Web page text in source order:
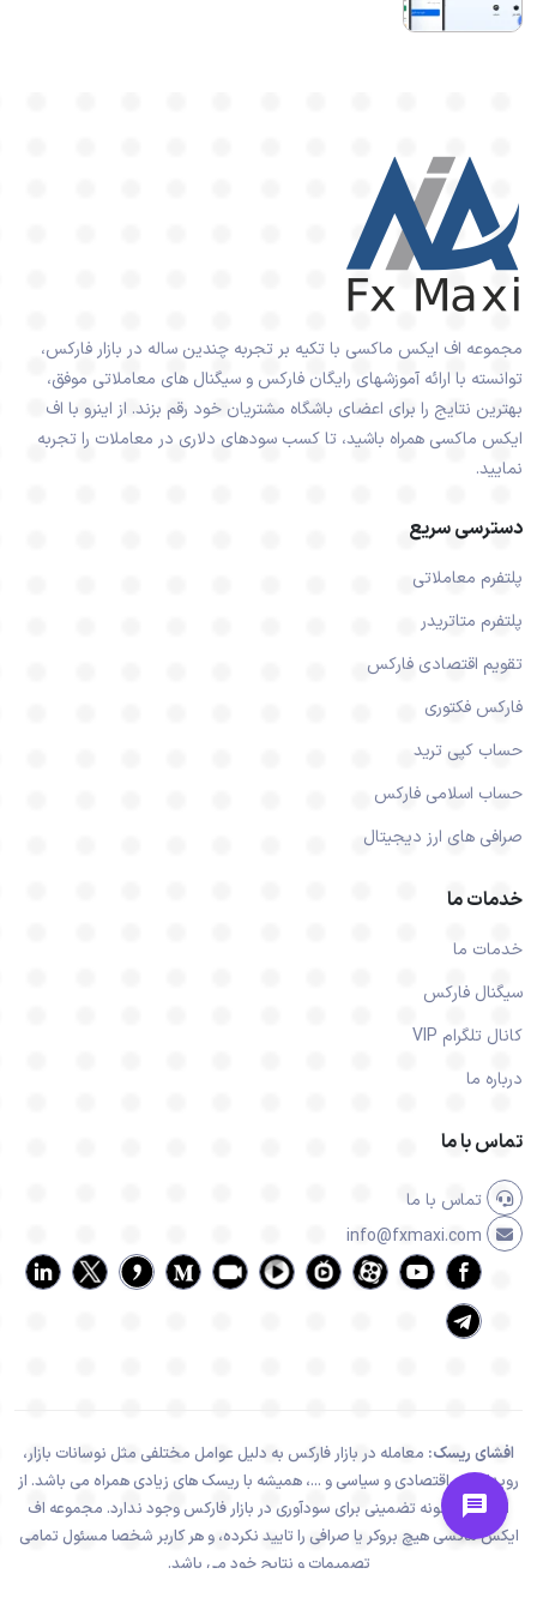
مجموعه اف ایکس ماکسی با تکیه بر تجربه چندین ساله در بازار فارکس،
توانسته با ارائه آموزشهای رایگان فارکس و سیگنال های معاملاتی موفق،
بهترین نتایج را برای اعضای باشگاه مشتریان خود رقم بزند. از اینرو با اف
ایکس ماکسی همراه باشید، تا کسب سودهای دلاری در معاملات را تجربه
نمایید.
دسترسی سریع
پلتفرم معاملاتی
پلتفرم متاتریدر
تقویم اقتصادی فارکس
فارکس فکتوری
حساب کپی ترید
حساب اسلامی فارکس
صرافی های ارز دیجیتال
خدمات ما
خدمات ما
سیگنال فارکس
کانال تلگرام VIP
درباره ما
تماس با ما
تماس با ما
افشای ریسک: معامله در بازار فارکس به دلیل عوامل مختلفی مثل نوسانات بازار،
رویدادهای اقتصادی و سیاسی و ...، همیشه با ریسک های زیادی همراه می باشد. از
اینرو هیچ گونه تضمینی برای سودآوری در بازار فارکس وجود ندارد. مجموعه اف
ایکس ماکسی هیچ بروکر یا صرافی را تایید نکرده، و هر کاربر شخصا مسئول تمامی
تصمیمات و نتایج خود می باشد.